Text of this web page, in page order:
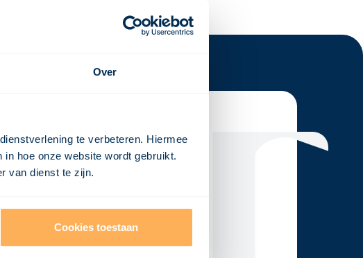
Over
te verbeteren. Hiermee
hoe onze website wordt gebruikt.
van dienst te zijn.
Cookies toestaan